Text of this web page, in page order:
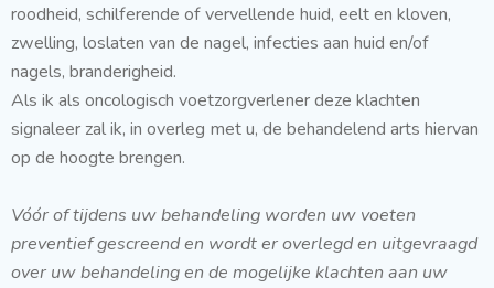
roodheid, schilferende of vervellende huid, eelt en kloven,
zwelling, loslaten van de nagel, infecties aan huid en/of
nagels, branderigheid.
Als ik als oncologisch voetzorgverlener deze klachten
signaleer zal ik, in overleg met u, de behandelend arts hiervan
op de hoogte brengen.
Vóór of tijdens uw behandeling worden uw voeten
preventief gescreend en wordt er overlegd en uitgevraagd
over uw behandeling en de mogelijke klachten aan uw